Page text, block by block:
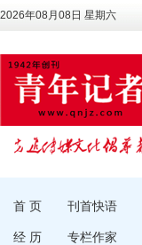
2026年08月08日 星期六
首 页 刊首快语
经 历 专栏作家